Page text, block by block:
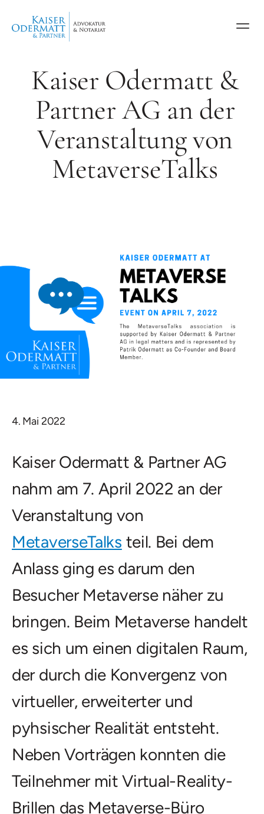
Kaiser Odermatt &
Partner AG an der
Veranstaltung von
MetaverseTalks
4. Mai 2022
Kaiser Odermatt & Partner AG
nahm am 7. April 2022 an der
Veranstaltung von
MetaverseTalks teil. Bei dem
Anlass ging es darum den
Besucher Metaverse näher zu
bringen. Beim Metaverse handelt
es sich um einen digitalen Raum,
der durch die Konvergenz von
virtueller, erweiterter und
pyhsischer Realität entsteht.
Neben Vorträgen konnten die
Teilnehmer mit Virtual-Reality-
Brillen das Metaverse-Büro